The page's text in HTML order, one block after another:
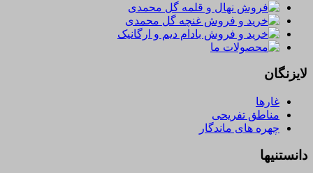
لایزنگان
غارها
مناطق تفریحی
چهره های ماندگار
دانستنیها